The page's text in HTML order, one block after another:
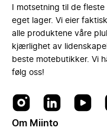
I motsetning til de
eget lager. Vi eier
alle produktene våre
kjærlighet av
beste motebutikker. Vi
følg oss!
Om Miinto